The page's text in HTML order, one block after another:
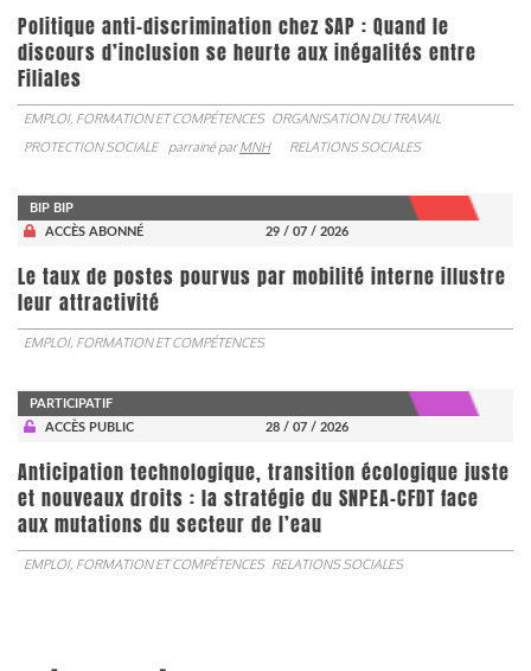
Politique anti-discrimination chez SAP : Quand le
discours d’inclusion se heurte aux inégalités entre
Filiales
EMPLOI, FORMATION ET COMPÉTENCES ORGANISATION DU TRAVAIL
PROTECTION SOCIALE
parrainé parMNH RELATIONS SOCIALES
BIP BIP
ACCÈS ABONNÉ
29 / 07 / 2026
Le taux de postes pourvus par mobilité interne illustre
leur attractivité
EMPLOI, FORMATION ET COMPÉTENCES
PARTICIPATIF
ACCÈS PUBLIC
28 / 07 / 2026
Anticipation technologique, transition écologique juste
et nouveaux droits : la stratégie du SNPEA-CFDT face
aux mutations du secteur de l’eau
EMPLOI, FORMATION ET COMPÉTENCES RELATIONS SOCIALES